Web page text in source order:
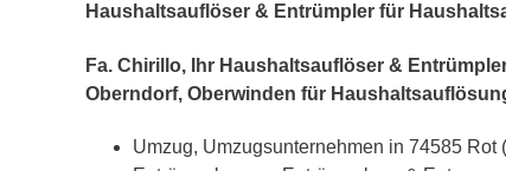
Haushaltsauflöser & Entrümpler für
Fa. Chirillo, Ihr Haushaltsauflöser &
Oberndorf, Oberwinden für
Umzug, Umzugsunternehmen in 74585 Rot